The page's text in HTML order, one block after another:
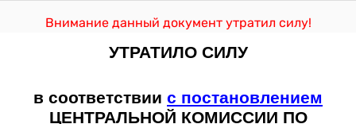
Внимание данный документ утратил силу!